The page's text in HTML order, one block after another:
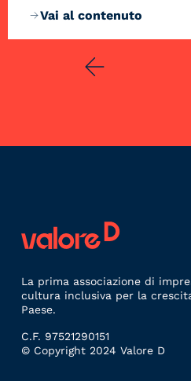
Vai al contenuto
La prima associazione di
cultura inclusiva per la
Paese.
C.F. 97521290151
© Copyright 2024 Valore D